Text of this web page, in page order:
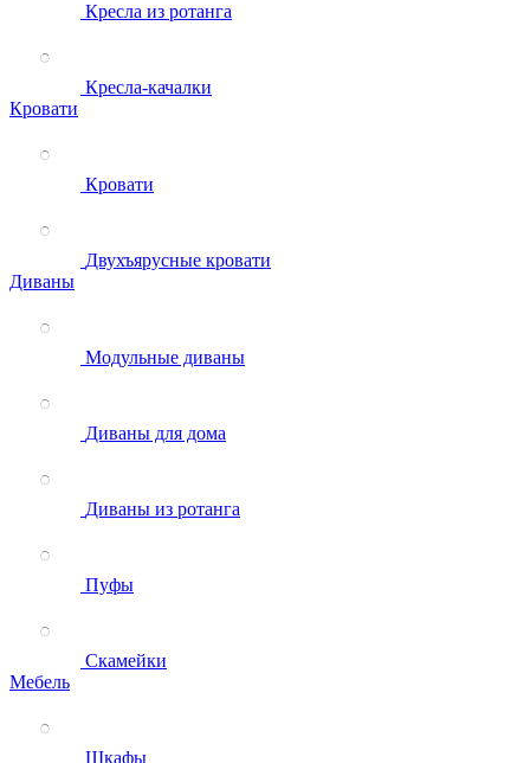
Кресла из ротанга
Кресла-качалки
Кровати
Кровати
Двухъярусные кровати
Диваны
Модульные диваны
Диваны для дома
Диваны из ротанга
Пуфы
Скамейки
Мебель
Шкафы